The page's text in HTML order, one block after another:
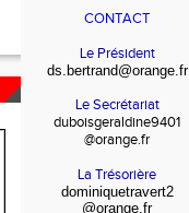
CONTACT
Le Président
ds.bertrand@orange.fr
Le Secrétariat
duboisgeraldine9401
@orange.fr
La Trésorière
dominiquetravert2
@orange.fr